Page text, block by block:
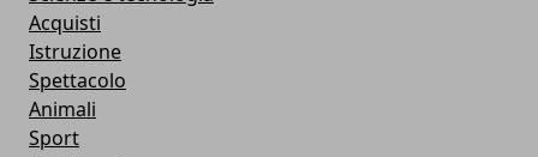
Acquisti
Istruzione
Spettacolo
Animali
Sport